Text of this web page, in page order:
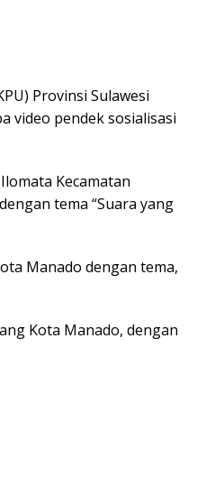
Provinsi Sulawesi
video pendek sosialisasi
Kecamatan
tema “Suara yang
Manado dengan tema,
Kota Manado, dengan